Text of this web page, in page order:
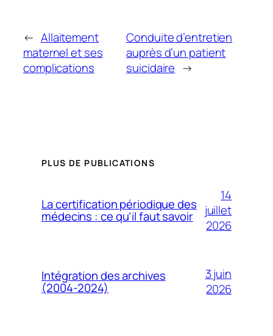
← Allaitement
maternel et ses
complications
Conduite d’entretien
auprès d’un patient
suicidaire →
PLUS DE PUBLICATIONS
La certification périodique des
médecins : ce qu’il faut savoir
14
juillet
2026
Intégration des archives
(2004-2024)
3 juin
2026